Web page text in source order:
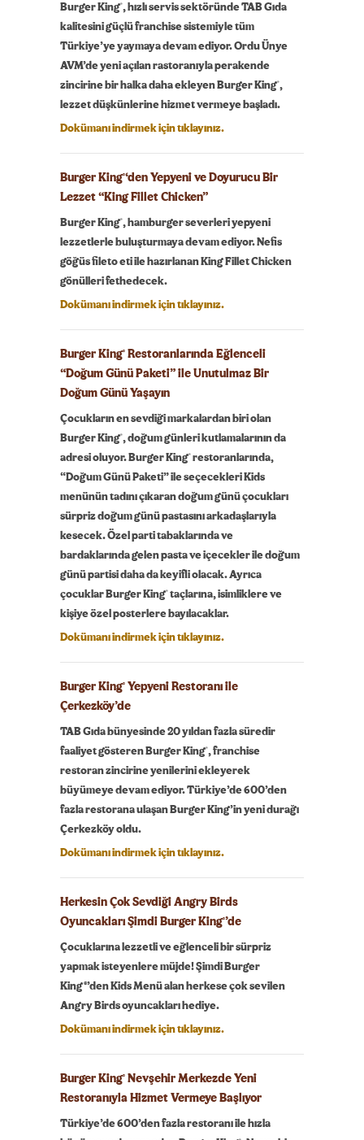
Burger King®, hızlı servis sektöründe TAB Gıda
kalitesini güçlü franchise sistemiyle tüm
Türkiye’ye yaymaya devam ediyor. Ordu Ünye
AVM’de yeni açılan rastoranıyla perakende
zincirine bir halka daha ekleyen Burger King®,
lezzet düşkünlerine hizmet vermeye başladı.
Dokümanı indirmek için tıklayınız.
Burger King®‘den Yepyeni ve Doyurucu Bir
Lezzet “King Fillet Chicken”
Burger King®, hamburger severleri yepyeni
lezzetlerle buluşturmaya devam ediyor. Nefis
göğüs fileto eti ile hazırlanan King Fillet Chicken
gönülleri fethedecek.
Dokümanı indirmek için tıklayınız.
Burger King® Restoranlarında Eğlenceli
“Doğum Günü Paketi” ile Unutulmaz Bir
Doğum Günü Yaşayın
Çocukların en sevdiği markalardan biri olan
Burger King®, doğum günleri kutlamalarının da
adresi oluyor. Burger King® restoranlarında,
“Doğum Günü Paketi” ile seçecekleri Kids
menünün tadını çıkaran doğum günü çocukları
sürpriz doğum günü pastasını arkadaşlarıyla
kesecek. Özel parti tabaklarında ve
bardaklarında gelen pasta ve içecekler ile doğum
günü partisi daha da keyifli olacak. Ayrıca
çocuklar Burger King® taçlarına, isimliklere ve
kişiye özel posterlere bayılacaklar.
Dokümanı indirmek için tıklayınız.
Burger King® Yepyeni Restoranı ile
Çerkezköy’de
TAB Gıda bünyesinde 20 yıldan fazla süredir
faaliyet gösteren Burger King®, franchise
restoran zincirine yenilerini ekleyerek
büyümeye devam ediyor. Türkiye’de 600’den
fazla restorana ulaşan Burger King’in yeni durağı
Çerkezköy oldu.
Dokümanı indirmek için tıklayınız.
Herkesin Çok Sevdiği Angry Birds
Oyuncakları Şimdi Burger King®’de
Çocuklarına lezzetli ve eğlenceli bir sürpriz
yapmak isteyenlere müjde! Şimdi Burger
King®’den Kids Menü alan herkese çok sevilen
Angry Birds oyuncakları hediye.
Dokümanı indirmek için tıklayınız.
Burger King® Nevşehir Merkezde Yeni
Restoranıyla Hizmet Vermeye Başlıyor
Türkiye’de 600’den fazla restoranı ile hızla